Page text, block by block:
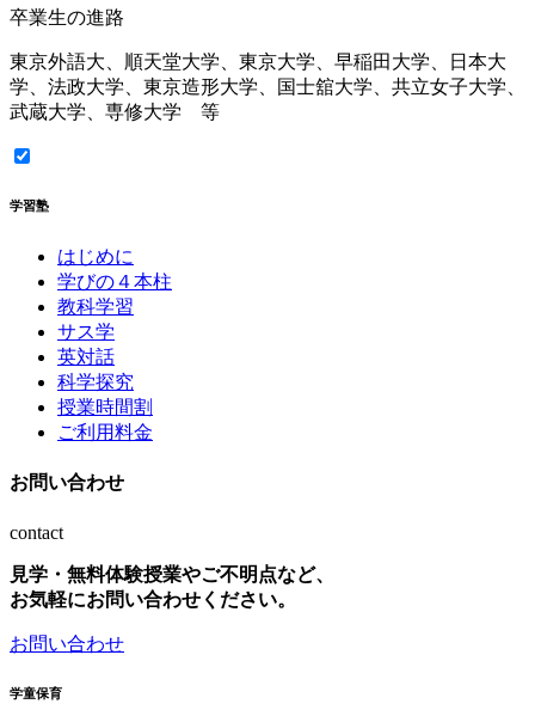
卒業生の進路
東京外語大、順天堂大学、東京大学、早稲田大学、日本大
学、法政大学、東京造形大学、国士舘大学、共立女子大学、
武蔵大学、専修大学 等
学習塾
はじめに
学びの４本柱
教科学習
サス学
英対話
科学探究
授業時間割
ご利用料金
お問い合わせ
contact
見学・無料体験授業やご不明点など、
お気軽にお問い合わせください。
お問い合わせ
学童保育